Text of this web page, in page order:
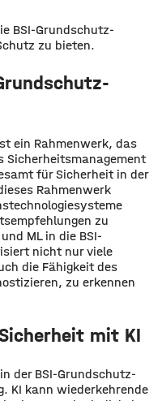
BSI-Grundschutz-
zu bieten.
ein Rahmenwerk, das
für Sicherheit in der
Rahmenwerk
zu
ML in die BSI-
nicht nur viele
die Fähigkeit des
zu erkennen
mit KI
der BSI-Grundschutz-
KI kann wiederkehrende